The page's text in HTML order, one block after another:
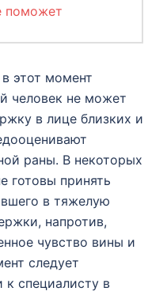
поможет
этот момент
человек не может
в лице близких и
раны. В некоторых
готовы принять
в тяжелую
напротив,
чувство вины и
следует
специалисту в